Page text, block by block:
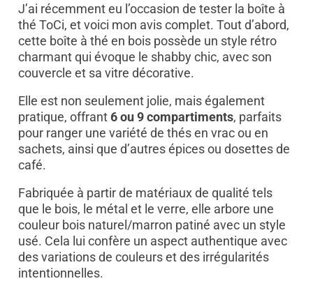
J’ai récemment eu l’occasion de tester la boîte à
thé ToCi, et voici mon avis complet. Tout d’abord,
cette boîte à thé en bois possède un style rétro
charmant qui évoque le shabby chic, avec son
couvercle et sa vitre décorative.
Elle est non seulement jolie, mais également
pratique, offrant6 ou 9 compartiments, parfaits
pour ranger une variété de thés en vrac ou en
sachets, ainsi que d’autres épices ou dosettes de
café.
Fabriquée à partir de matériaux de qualité tels
que le bois, le métal et le verre, elle arbore une
couleur bois naturel/marron patiné avec un style
usé. Cela lui confère un aspect authentique avec
des variations de couleurs et des irrégularités
intentionnelles.